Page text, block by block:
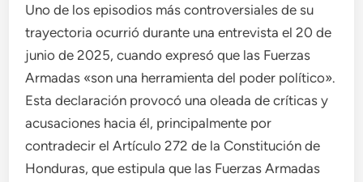
Uno de los episodios más controversiales de su
trayectoria ocurrió durante una entrevista el 20 de
junio de 2025, cuando expresó que las Fuerzas
Armadas «son una herramienta del poder político».
Esta declaración provocó una oleada de críticas y
acusaciones hacia él, principalmente por
contradecir el Artículo 272 de la Constitución de
Honduras, que estipula que las Fuerzas Armadas